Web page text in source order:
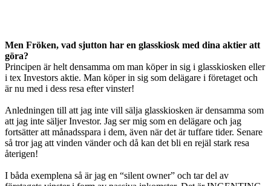
Men Fröken, vad sjutton har en glasskiosk med dina aktier att
göra?
Principen är helt densamma om man köper in sig i glasskiosken eller
i tex Investors aktie. Man köper in sig som delägare i företaget och
är nu med i dess resa efter vinster!
Anledningen till att jag inte vill sälja glasskiosken är densamma som
att jag inte säljer Investor. Jag ser mig som en delägare och jag
fortsätter att månadsspara i dem, även när det är tuffare tider. Senare
så tror jag att vinden vänder och då kan det bli en rejäl stark resa
återigen!
I båda exemplena så är jag en “silent owner” och tar del av